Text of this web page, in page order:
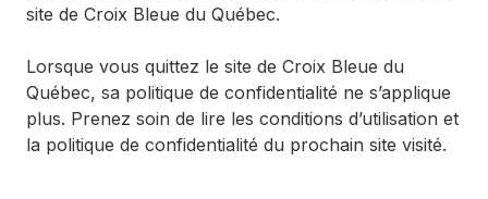
site de Croix Bleue du Québec.
Lorsque vous quittez le site de Croix Bleue du
Québec, sa politique de confidentialité ne s’applique
plus. Prenez soin de lire les conditions d’utilisation et
la politique de confidentialité du prochain site visité.